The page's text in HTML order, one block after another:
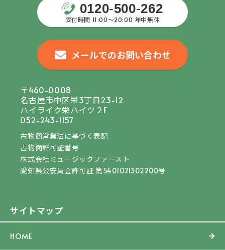
サイトマップ
HOME
0120-500-262
受付時間 11:00〜20:00 年中無休
メールでのお問い合わせ
〒460-0008
名古屋市中区栄3丁目23-12
ハイライク栄ハイツ２F
052-243-1157
古物商営業法に基づく表記
古物商許可証番号
株式会社ミュージックファースト
愛知県公安員会許可証 第5401021302200号